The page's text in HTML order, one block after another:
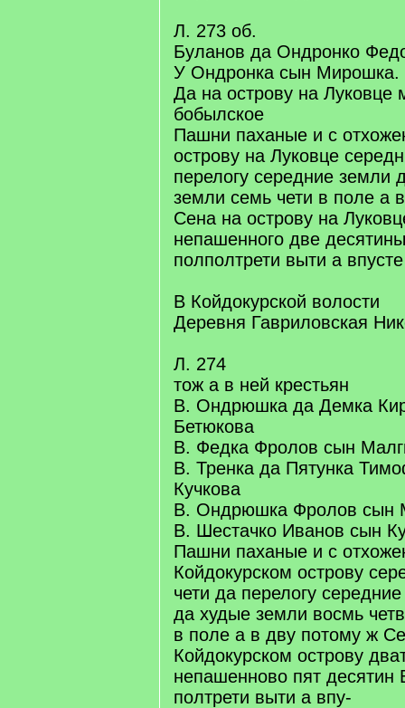
Л. 273 об.
Буланов да Ондронко
У Ондронка сын Мирошка.
Да на острову на Луковце
бобылское
Пашни паханые и с
острову на Луковце
перелогу середние земли
земли семь чети в поле а
Сена на острову на
непашенного две
полполтрети выти а
В Койдокурской волости
Деревня Гавриловская
Л. 274
тож а в ней крестьян
В. Ондрюшка да Демка
Бетюкова
В. Федка Фролов сын
В. Тренка да Пятунка
Кучкова
В. Ондрюшка Фролов сын
В. Шестачко Иванов сын
Пашни паханые и с
Койдокурском острову
чети да перелогу
да худые земли восмь
в поле а в дву потому ж
Койдокурском острову
непашенново пят
полтрети выти а впу-